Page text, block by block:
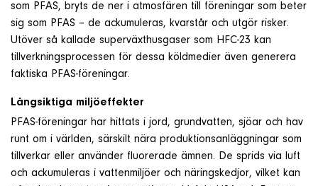
som PFAS, bryts de ner i atmosfären till föreningar som beter
sig som PFAS – de ackumuleras, kvarstår och utgör risker.
Utöver så kallade superväxthusgaser som HFC-23 kan
tillverkningsprocessen för dessa köldmedier även generera
faktiska PFAS-föreningar.
Långsiktiga miljöeffekter
PFAS-föreningar har hittats i jord, grundvatten, sjöar och hav
runt om i världen, särskilt nära produktionsanläggningar som
tillverkar eller använder fluorerade ämnen. De sprids via luft
och ackumuleras i vattenmiljöer och näringskedjor, vilket kan